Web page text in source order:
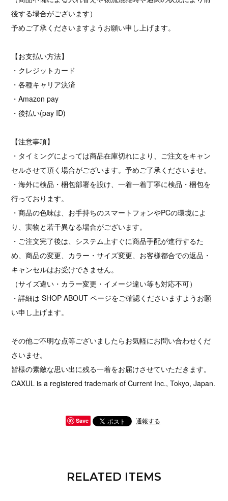
後する場合がございます）
予めご了承くださいますようお願い申し上げます。
【お支払い方法】
・クレジットカード
・各種キャリア決済
・Amazon pay
・後払い(pay ID)
【注意事項】
・タイミングによっては商品在庫切れにより、ご注文をキャン
セルさせて頂く場合がございます。予めご了承くださいませ。
・海外に検品・梱包部署を設け、一着一着丁寧に検品・梱包を
行っております。
・商品の色味は、お手持ちのスマートフォンやPCの環境によ
り、実物と若干異なる場合がございます。
・ご注文完了後は、システム上すぐに商品手配が進行するた
め、商品の変更、カラー・サイズ変更、お客様都合での返品・
キャンセルはお受けできません。
（サイズ違い・カラー変更・イメージ違い等も対応不可）
・詳細は SHOP ABOUT ページをご確認くださいますようお願
い申し上げます。
その他ご不明な点等ございましたらお気軽にお問い合わせくだ
さいませ。
皆様の素敵な思い出に残る一着をお届けさせていただきます。
CAXUL is a registered trademark of Current Inc., Tokyo, Japan.
Save 通報する
RELATED ITEMS